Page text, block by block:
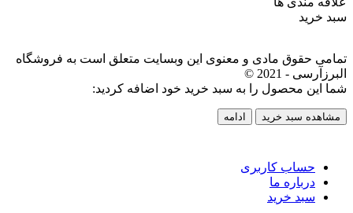
سبد خرید
تمامی حقوق مادی و معنوی این وبسایت متعلق است به فروشگاه
البرزآرسی - 2021 ©
شما این محصول را به سبد خرید خود اضافه کردید:
مشاهده سبد خرید ادامه
حساب کاربری
درباره ما
سبد خرید